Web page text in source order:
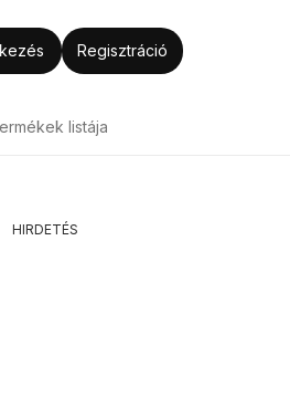
Regisztráció
listája
HIRDETÉS